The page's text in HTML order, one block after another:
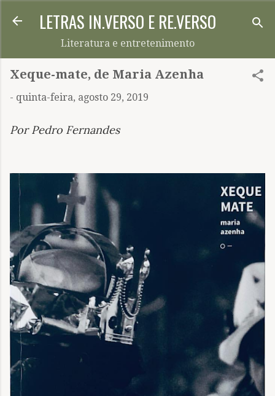
Pular para o conteúdo principal
LETRAS IN.VERSO E RE.VERSO
Literatura e entretenimento
Xeque-mate, de Maria Azenha
- quinta-feira, agosto 29, 2019
Por Pedro Fernandes